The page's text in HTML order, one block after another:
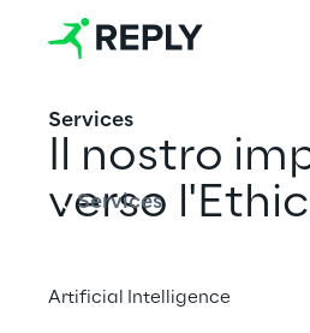
Services
Services
Artificial Intelligence
Il nostro
verso